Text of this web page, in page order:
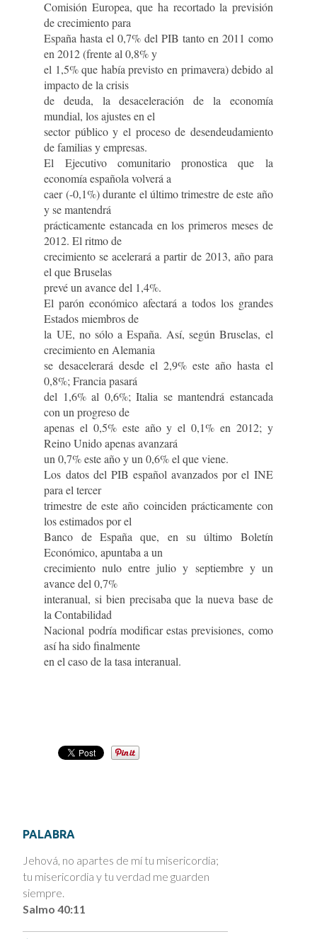
Comisión Europea, que ha recortado la previsión
de crecimiento para
España hasta el 0,7% del PIB tanto en 2011 como
en 2012 (frente al 0,8% y
el 1,5% que había previsto en primavera) debido al
impacto de la crisis
de deuda, la desaceleración de la economía
mundial, los ajustes en el
sector público y el proceso de desendeudamiento
de familias y empresas.
El Ejecutivo comunitario pronostica que la
economía española volverá a
caer (-0,1%) durante el último trimestre de este año
y se mantendrá
prácticamente estancada en los primeros meses de
2012. El ritmo de
crecimiento se acelerará a partir de 2013, año para
el que Bruselas
prevé un avance del 1,4%.
El parón económico afectará a todos los grandes
Estados miembros de
la UE, no sólo a España. Así, según Bruselas, el
crecimiento en Alemania
se desacelerará desde el 2,9% este año hasta el
0,8%; Francia pasará
del 1,6% al 0,6%; Italia se mantendrá estancada
con un progreso de
apenas el 0,5% este año y el 0,1% en 2012; y
Reino Unido apenas avanzará
un 0,7% este año y un 0,6% el que viene.
Los datos del PIB español avanzados por el INE
para el tercer
trimestre de este año coinciden prácticamente con
los estimados por el
Banco de España que, en su último Boletín
Económico, apuntaba a un
crecimiento nulo entre julio y septiembre y un
avance del 0,7%
interanual, si bien precisaba que la nueva base de
la Contabilidad
Nacional podría modificar estas previsiones, como
así ha sido finalmente
en el caso de la tasa interanual.
PALABRA
Jehová, no apartes de mí tu misericordia;
tu misericordia y tu verdad me guarden
siempre.
Salmo 40:11